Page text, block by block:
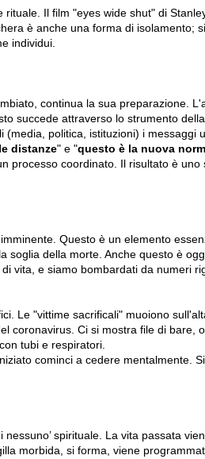
Il film "eyes wide shut" di
è anche una forma di isolamento;
individui.
continua la sua preparazione.
succede attraverso lo strumento
(media, politica, istituzioni) i messaggi
distanze" e "questo è la nuova
processo coordinato. Il risultato è uno
Questo è un elemento
soglia della morte. Anche questo è
vita, e siamo bombardati da numeri
Le "vittime sacrificali" muoiono
coronavirus. Ci si mostra file di bare,
tubi e respiratori.
cominci a cedere mentalmente.
spirituale. La vita passata
morbida, si forma, viene